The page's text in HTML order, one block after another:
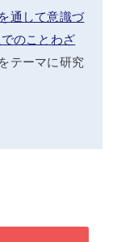
通して意識づ
のことわざ
テーマに研究